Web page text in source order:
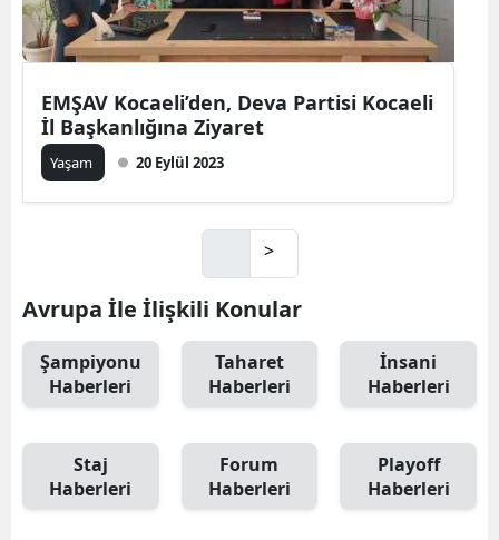
EMŞAV Kocaeli’den, Deva Partisi Kocaeli
İl Başkanlığına Ziyaret
Yaşam 20 Eylül 2023
>
Avrupa İle İlişkili Konular
Şampiyonu
Haberleri
Taharet
Haberleri
İnsani
Haberleri
Staj
Haberleri
Forum
Haberleri
Playoff
Haberleri